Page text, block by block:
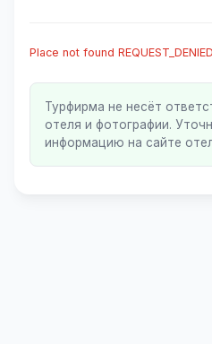
Place not found REQUEST_DENIED
Турфирма не несёт
отеля и фотографии.
информацию на сайте